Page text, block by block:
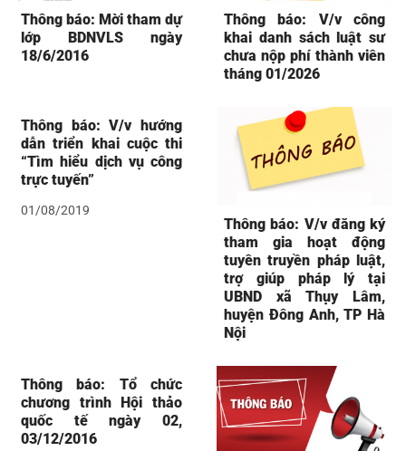
Thông báo: Mời tham dự
lớp BDNVLS ngày
18/6/2016
Thông báo: V/v công
khai danh sách luật sư
chưa nộp phí thành viên
tháng 01/2026
Thông báo: V/v hướng
dẫn triển khai cuộc thi
“Tìm hiểu dịch vụ công
trực tuyến”
01/08/2019
Thông báo: V/v đăng ký
tham gia hoạt động
tuyên truyền pháp luật,
trợ giúp pháp lý tại
UBND xã Thụy Lâm,
huyện Đông Anh, TP Hà
Nội
Thông báo: Tổ chức
chương trình Hội thảo
quốc tế ngày 02,
03/12/2016